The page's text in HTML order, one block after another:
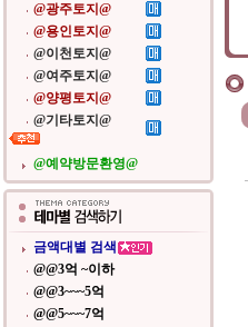
@광주토지@
@용인토지@
@이천토지@
@여주토지@
@양평토지@
@기타토지@
@예약방문환영@
금액대별 검색
@@3억 ~이하
@@3~~~5억
@@5~~~7억